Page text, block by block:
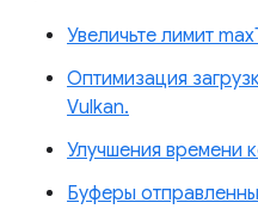
Увеличьте лимит
Оптимизация
Vulkan.
Улучшения времени
Буферы